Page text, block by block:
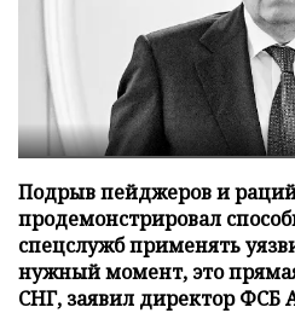
Подрыв пейджеров и
продемонстрировал
спецслужб применять
нужный момент, это
СНГ, заявил директор ФСБ